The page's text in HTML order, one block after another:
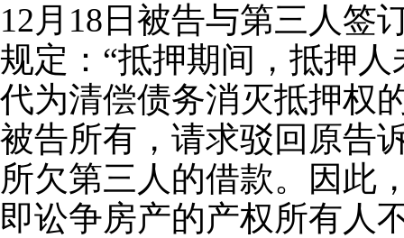
12月18日被告与第三人签
规定：“抵押期间，抵押
代为清偿债务消灭抵押权
被告所有，请求驳回原告
所欠第三人的借款。因此
即讼争房产的产权所有人